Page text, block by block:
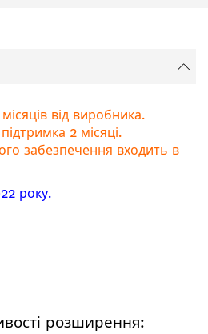
від виробника.
2 місяці.
забезпечення входить в
року.
розширення: